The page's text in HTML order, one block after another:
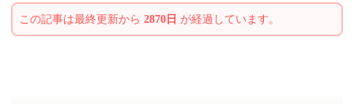
この記事は最終更新から 2870日 が経過しています。